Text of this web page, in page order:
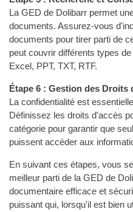
La GED de Dolibarr permet
documents. Assurez-vous
documents pour tirer parti de
peut couvrir différents types
Excel, PPT, TXT, RTF.
Étape 6 : Gestion des Droits
La confidentialité est
Définissez les droits d'accès
catégorie pour garantir que
puissent accéder aux
En suivant ces étapes, vous
meilleur parti de la GED de
documentaire efficace et
puissant qui, lorsqu'il est bien